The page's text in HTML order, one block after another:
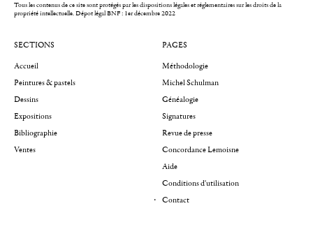
Tous les contenus de ce site sont protégés par les dispositions légales et réglementaires sur les droits de la
propriété intellectuelle.Dépot légal BNF : 1er décembre 2022
SECTIONS
Accueil
Peintures & pastels
Dessins
Expositions
Bibliographie
Ventes
PAGES
Méthodologie
Michel Schulman
Généalogie
Signatures
Revue de presse
Concordance Lemoisne
Aide
Conditions d'utilisation
Contact